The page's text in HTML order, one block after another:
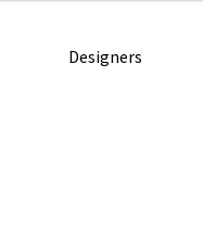
Designers